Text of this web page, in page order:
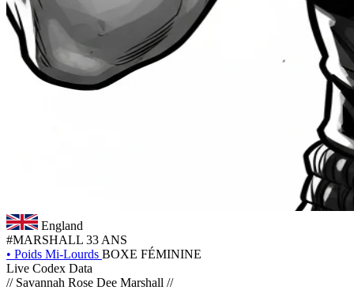
England
#MARSHALL 33 ANS
• Poids Mi-Lourds BOXE FÉMININE
Live Codex Data
// Savannah Rose Dee Marshall //